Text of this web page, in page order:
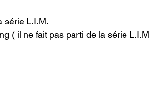
série L.I.M.
( il ne fait pas parti de la série L.I.M